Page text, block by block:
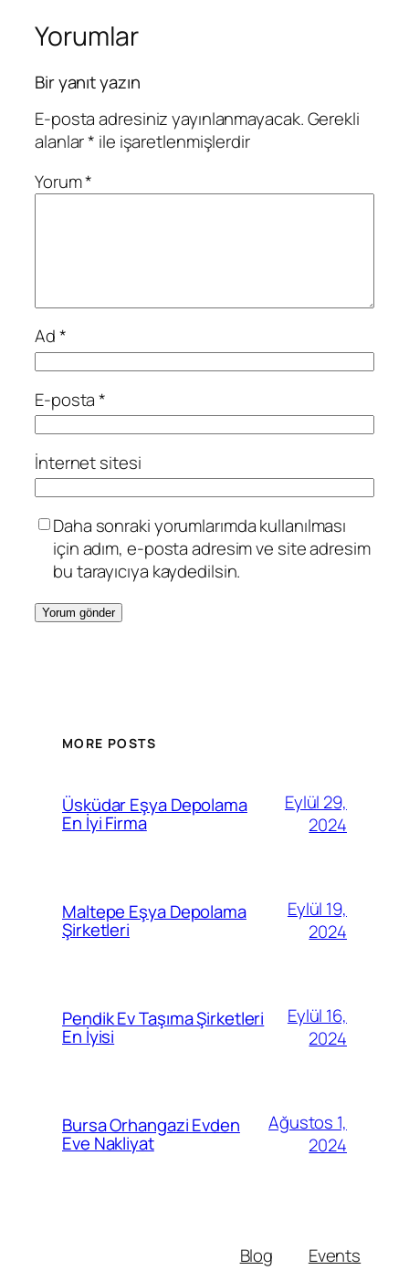
Yorumlar
Bir yanıt yazın
E-posta adresiniz yayınlanmayacak.Gerekli
alanlar* ile işaretlenmişlerdir
Yorum*
Ad*
E-posta*
İnternet sitesi
Daha sonraki yorumlarımda kullanılması
için adım, e-posta adresim ve site adresim
bu tarayıcıya kaydedilsin.
MORE POSTS
Üsküdar Eşya Depolama
En İyi Firma
Eylül 29,
2024
Maltepe Eşya Depolama
Şirketleri
Eylül 19,
2024
Pendik Ev Taşıma Şirketleri
En İyisi
Eylül 16,
2024
Bursa Orhangazi Evden
Eve Nakliyat
Ağustos 1,
2024
Blog
Events